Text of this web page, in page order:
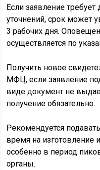
Если заявление
уточнений, срок может
3 рабочих дня.
осуществляется по
Получить новое
МФЦ, если заявление
виде документ не
получение обязательно.
Рекомендуется
время на
особенно в период
органы.